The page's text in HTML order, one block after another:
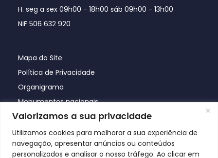
Valorizamos a sua privacidade
Utilizamos cookies para melhorar a sua experiência de
navegação, apresentar anúncios ou conteúdos
personalizados e analisar o nosso tráfego. Ao clicar em
H. seg a sex 09h00 - 18h00 sáb 09h00 - 13h00
NIF 506 632 920
Mapa do Site
Política de Privacidade
Organigrama
Monumentos nacionais